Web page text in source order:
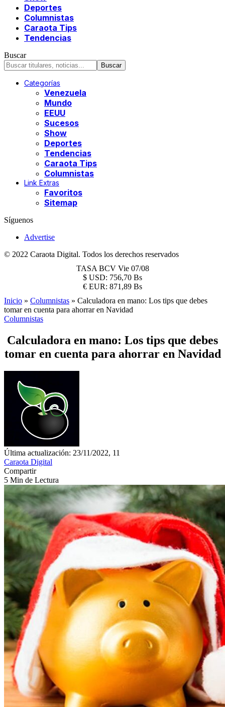
Deportes
Columnistas
Caraota Tips
Tendencias
Buscar
Categorías
Venezuela
Mundo
EEUU
Sucesos
Show
Deportes
Tendencias
Caraota Tips
Columnistas
Link Extras
Favoritos
Sitemap
Síguenos
Advertise
© 2022 Caraota Digital. Todos los derechos reservados
TASA BCV Vie 07/08
$ USD: 756,70 Bs
€ EUR: 871,89 Bs
Inicio » Columnistas » Calculadora en mano: Los tips que debes
tomar en cuenta para ahorrar en Navidad
Columnistas
Calculadora en mano: Los tips que debes
tomar en cuenta para ahorrar en Navidad
Última actualización: 23/11/2022, 11
Caraota Digital
Compartir
5 Min de Lectura